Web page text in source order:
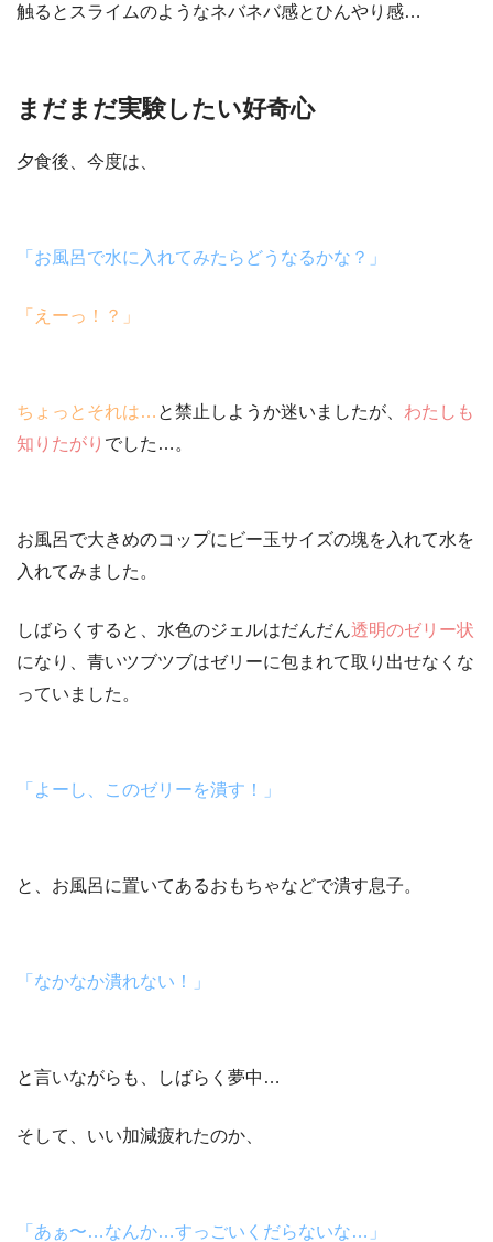
触るとスライムのようなネバネバ感とひんやり感…
まだまだ実験したい好奇心
夕食後、今度は、
「お風呂で水に入れてみたらどうなるかな？」
「えーっ！？」
ちょっとそれは… と禁止しようか迷いましたが、 わたしも
知りたがり でした…。
お風呂で大きめのコップにビー玉サイズの塊を入れて水を
入れてみました。
しばらくすると、水色のジェルはだんだん透明のゼリー状
になり、青いツブツブはゼリーに包まれて取り出せなくな
っていました。
「よーし、このゼリーを潰す！」
と、お風呂に置いてあるおもちゃなどで潰す息子。
「なかなか潰れない！」
と言いながらも、しばらく夢中…
そして、いい加減疲れたのか、
「あぁ〜…なんか…すっごい くだらないな… 」